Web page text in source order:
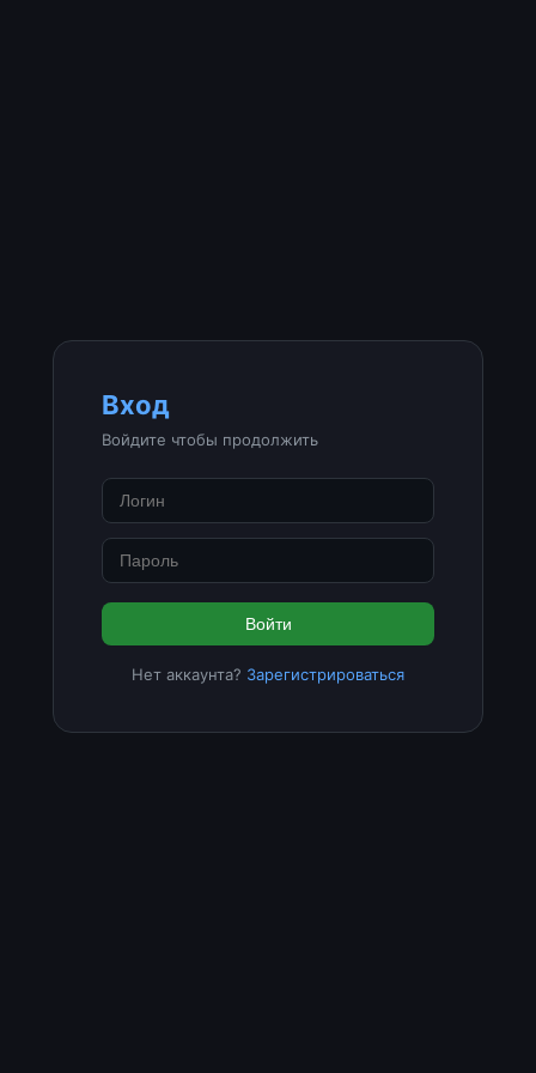
Вход
Войдите чтобы продолжить
Войти
Нет аккаунта? Зарегистрироваться